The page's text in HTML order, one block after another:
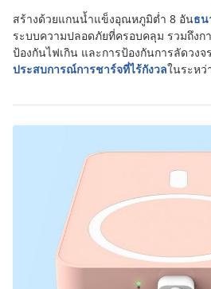
สร้างด้วยแกนน้ำแข็งอุณหภูมิต่ำ 8 อันธน
ระบบความปลอดภัยที่ครอบคลุม รวมถึง
ป้องกันไฟเกิน และการป้องกันการลัดวงจ
ประสบการณ์การชาร์จที่ไร้กังวลในระหว่